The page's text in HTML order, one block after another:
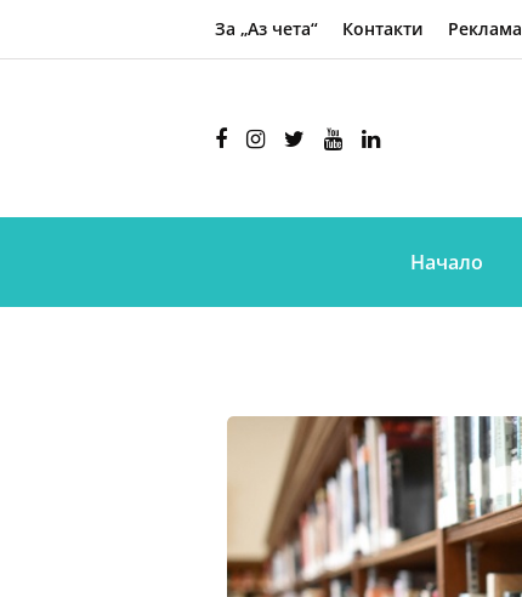
За „Аз чета“ Контакти Реклама
Начало